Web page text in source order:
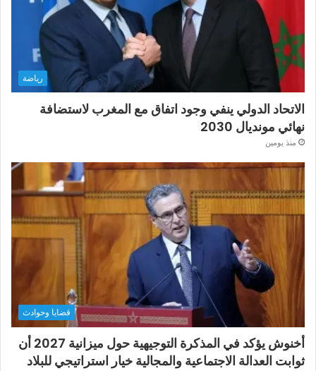
رياضة
الاتحاد الدولي ينفي وجود اتفاق مع المغرب لاستضافة
نهائي مونديال 2030
منذ يومين
قضايا وحوادث
أخنوش يؤكد في المذكرة التوجيهية حول ميزانية 2027 أن
ثوابت العدالة الاجتماعية والمجالية خيار استراتيجي للبلاد